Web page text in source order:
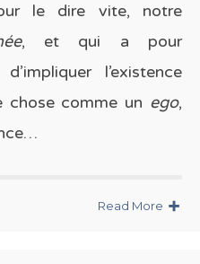
le dire vite, notre
, et qui a pour
l’existence
chose comme un ego,
Read More